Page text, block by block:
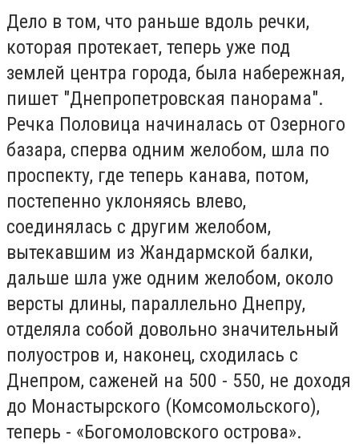
Дело в том, что раньше вдоль речки,
которая протекает, теперь уже под
землей центра города, была набережная,
пишет "Днепропетровская панорама".
Речка Половица начиналась от Озерного
базара, сперва одним желобом, шла по
проспекту, где теперь канава, потом,
постепенно уклоняясь влево,
соединялась с другим желобом,
вытекавшим из Жандармской балки,
дальше шла уже одним желобом, около
версты длины, параллельно Днепру,
отделяла собой довольно значительный
полуостров и, наконец, сходилась с
Днепром, саженей на 500 - 550, не доходя
до Монастырского (Комсомольского),
теперь - «Богомоловского острова».